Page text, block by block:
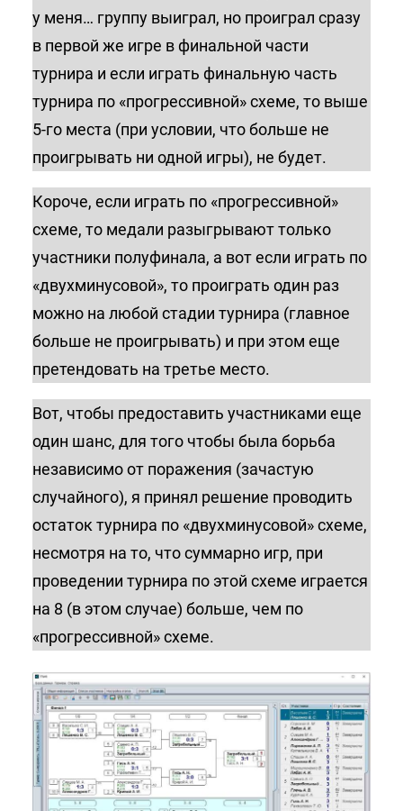
у меня… группу выиграл, но проиграл сразу
в первой же игре в финальной части
турнира и если играть финальную часть
турнира по «прогрессивной» схеме, то выше
5-го места (при условии, что больше не
проигрывать ни одной игры), не будет.
Короче, если играть по «прогрессивной»
схеме, то медали разыгрывают только
участники полуфинала, а вот если играть по
«двухминусовой», то проиграть один раз
можно на любой стадии турнира (главное
больше не проигрывать) и при этом еще
претендовать на третье место.
Вот, чтобы предоставить участниками еще
один шанс, для того чтобы была борьба
независимо от поражения (зачастую
случайного), я принял решение проводить
остаток турнира по «двухминусовой» схеме,
несмотря на то, что суммарно игр, при
проведении турнира по этой схеме играется
на 8 (в этом случае) больше, чем по
«прогрессивной» схеме.